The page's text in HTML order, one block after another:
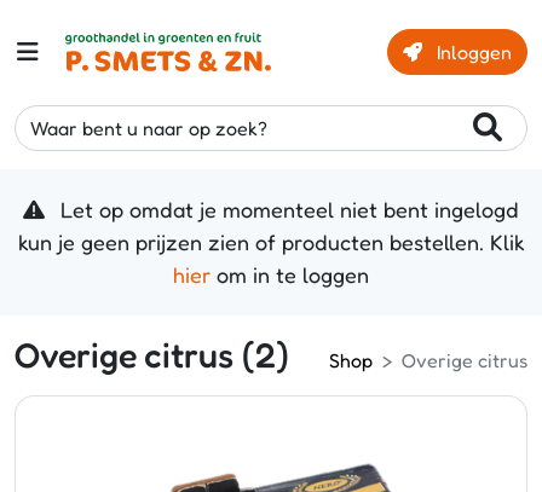
Inloggen
Waar bent u naar op zoek?
Let op omdat je momenteel niet bent ingelogd
kun je geen prijzen zien of producten bestellen. Klik
hier om in te loggen
Overige citrus (2) Shop Overige citrus